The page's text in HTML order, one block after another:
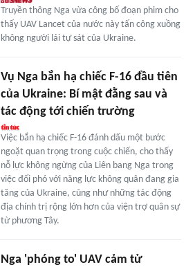
Truyền thông Nga vừa công bố đoạn phim cho
thấy UAV Lancet của nước này tấn công xuồng
không người lái tự sát của Ukraine.
Vụ Nga bắn hạ chiếc F-16 đầu tiên
của Ukraine: Bí mật đằng sau và
tác động tới chiến trường
Việc bắn hạ chiếc F-16 đánh dấu một bước
ngoặt quan trọng trong cuộc chiến, cho thấy
nỗ lực không ngừng của Liên bang Nga trong
việc đối phó với năng lực không quân đang gia
tăng của Ukraine, cũng như những tác động
địa chính trị rộng lớn hơn của viện trợ quân sự
từ phương Tây.
Nga 'phóng to' UAV cảm tử